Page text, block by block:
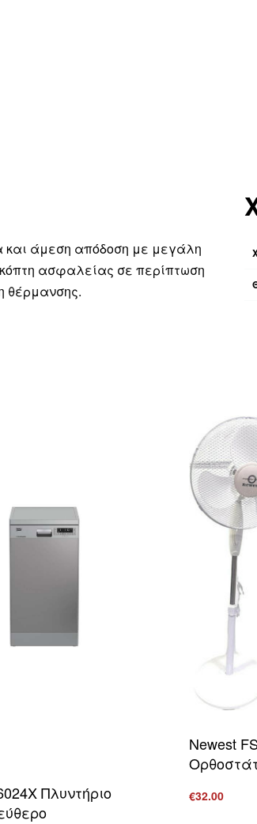
άμεση απόδοση με μεγάλη
ασφαλείας σε περίπτωση
θέρμανσης.
Πλυντήριο
Newest
€32.00